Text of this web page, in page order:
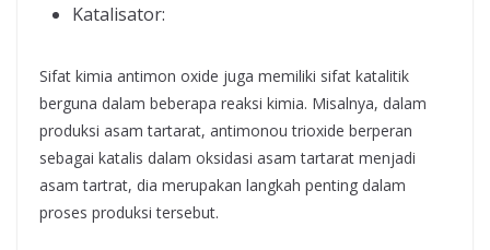
Katalisator:
Sifat kimia antimon oxide juga memiliki sifat katalitik
berguna dalam beberapa reaksi kimia. Misalnya, dalam
produksi asam tartarat, antimonou trioxide berperan
sebagai katalis dalam oksidasi asam tartarat menjadi
asam tartrat, dia merupakan langkah penting dalam
proses produksi tersebut.